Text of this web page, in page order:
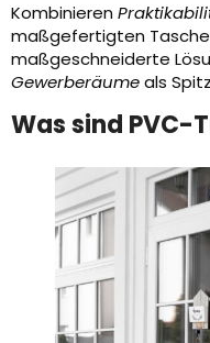
Kombinieren
maßgefertigten
maßgeschneiderte
Gewerberäumeals
Was sind PVC-